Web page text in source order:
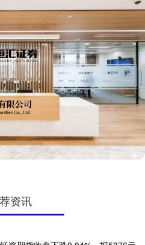
资讯